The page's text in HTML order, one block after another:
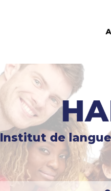
Institut de langue